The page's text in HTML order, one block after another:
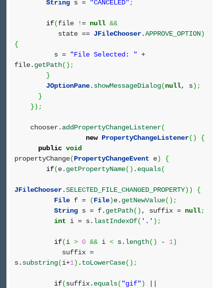
String s = "CANCELED" ;
if(file != null &&
state == JFileChooser.APPROVE_OPTION)
{
s =
"File Selected: " +
file. getPath( ) ;
}
JOptionPane. showMessageDialog(null, s) ;
}
}) ;
chooser. addPropertyChangeListener(
new PropertyChangeListener( )
{
public void
propertyChange(PropertyChangeEvent e)
{
if(e. getPropertyName( ) . equals(
JFileChooser.SELECTED_FILE_CHANGED_PROPERTY) )
{
File f = (File)e. getNewValue( ) ;
String s = f. getPath( ) , suffix = null;
int i = s. lastIndexOf( '.' ) ;
if(i > 0 && i < s. length( ) - 1)
suffix =
s. substring(i+1) . toLowerCase( ) ;
if(suffix. equals( "gif")